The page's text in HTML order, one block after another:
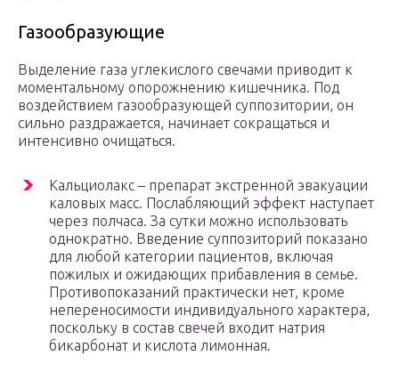
Газообразующие
Выделение газа углекислого свечами приводит к
моментальному опорожнению кишечника. Под
воздействием газообразующей суппозитории, он
сильно раздражается, начинает сокращаться и
интенсивно очищаться.
Кальциолакс – препарат экстренной эвакуации
каловых масс. Послабляющий эффект наступает
через полчаса. За сутки можно использовать
однократно. Введение суппозиторий показано
для любой категории пациентов, включая
пожилых и ожидающих прибавления в семье.
Противопоказаний практически нет, кроме
непереносимости индивидуального характера,
поскольку в состав свечей входит натрия
бикарбонат и кислота лимонная.